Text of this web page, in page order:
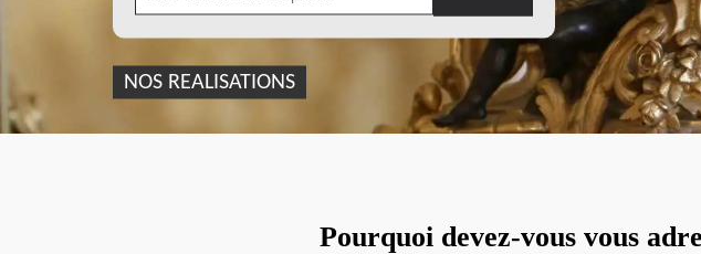
NOS REALISATIONS
Pourquoi devez-vous vous